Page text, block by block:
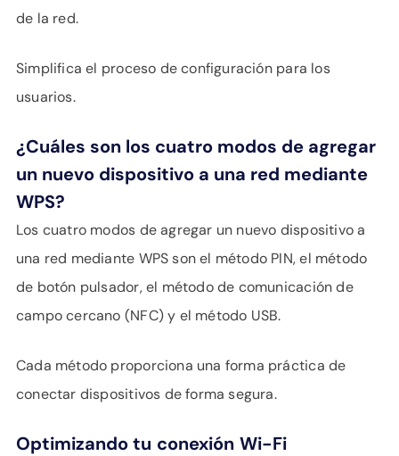
de la red.
Simplifica el proceso de configuración para los
usuarios.
¿Cuáles son los cuatro modos de agregar
un nuevo dispositivo a una red mediante
WPS?
Los cuatro modos de agregar un nuevo dispositivo a
una red mediante WPS son el método PIN, el método
de botón pulsador, el método de comunicación de
campo cercano (NFC) y el método USB.
Cada método proporciona una forma práctica de
conectar dispositivos de forma segura.
Optimizando tu conexión Wi-Fi